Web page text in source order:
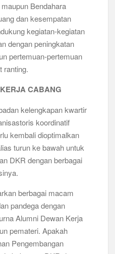
Bendahara
dan kesempatan
kegiatan-kegiatan
dengan peningkatan
pertemuan-pertemuan
ranting.
CABANG
kelengkapan kwartir
koordinatif
kembali dioptimalkan
turun ke bawah untuk
DKR dengan berbagai
berbagai macam
pandega dengan
Alumni Dewan Kerja
pemateri. Apakah
Pengembangan